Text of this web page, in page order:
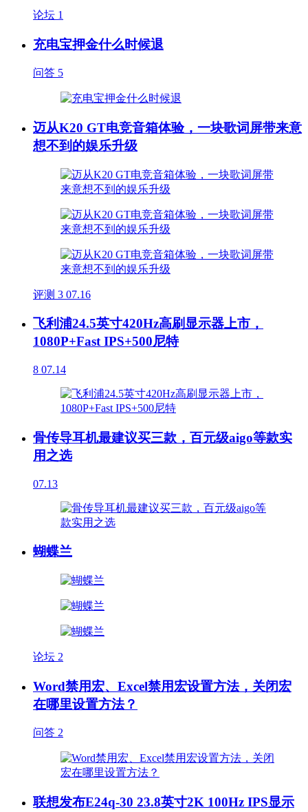
论坛 1
充电宝押金什么时候退
问答 5
迈从K20 GT电竞音箱体验，一块歌词屏带来意
想不到的娱乐升级
评测 3 07.16
飞利浦24.5英寸420Hz高刷显示器上市，
1080P+Fast IPS+500尼特
8 07.14
骨传导耳机最建议买三款，百元级aigo等款实
用之选
07.13
蝴蝶兰
论坛 2
Word禁用宏、Excel禁用宏设置方法，关闭宏
在哪里设置方法？
问答 2
联想发布E24q-30 23.8英寸2K 100Hz IPS显示